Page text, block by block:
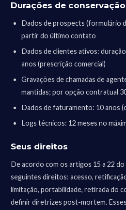
Durações de conservação
Dados de prospects (formulário
partir do último contato
Dados de clientes ativos:
anos (prescrição comercial)
Gravações de chamadas de
mantidas; por opção contratual
Dados de faturamento: 10 anos
Logs técnicos: 12 meses no
Seus direitos
De acordo com os artigos 15 a 22
seguintes direitos: acesso,
limitação, portabilidade, retirada do
definir diretrizes post-mortem.